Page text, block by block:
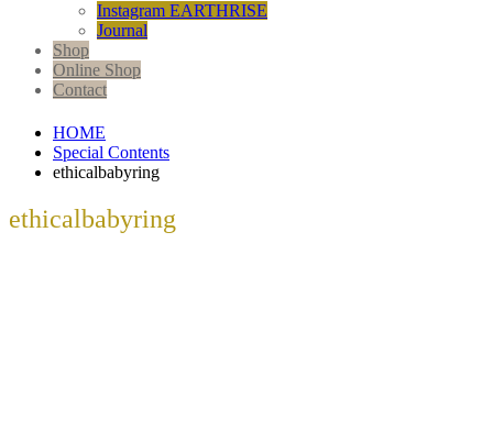
Instagram EARTHRISE
Journal
Shop
Online Shop
Contact
HOME
Special Contents
ethicalbabyring
ethicalbabyring